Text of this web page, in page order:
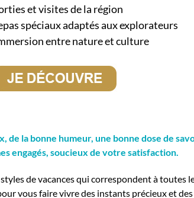
et visites de la région
spéciaux adaptés aux explorateurs
entre nature etculture
de la bonne humeur, une bonne dose de
engagés, soucieux de votre satisfaction.
de vacances qui correspondent à toutes
vous faire vivre des instants précieux et